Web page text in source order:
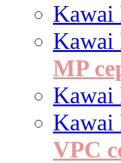
Kawai
Kawai
MP
Kawai
Kawai
VPC